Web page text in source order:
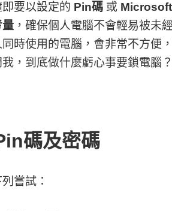
要以設定的 Pin碼 或
量 ，確保個人電腦不會輕易被未
時使用的電腦，會非常不方便
，到底做什麼虧心事要鎖電腦
碼及密碼
嘗試：